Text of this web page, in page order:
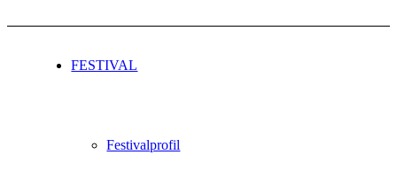
FESTIVAL
Festivalprofil